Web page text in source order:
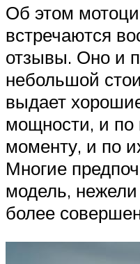
Об этом
встречаются
отзывы. Оно и
небольшой
выдает
мощности, и по
моменту, и по
Многие
модель, нежели
более